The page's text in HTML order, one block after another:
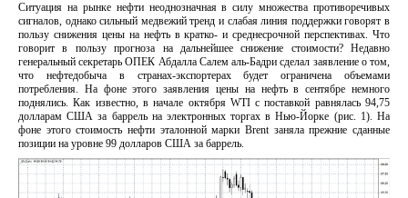
Ситуация на рынке нефти неоднозначная в силу множества противоречивых
сигналов, однако сильный медвежий тренд и слабая линия поддержки говорят в
пользу снижения цены на нефть в кратко- и среднесрочной перспективах. Что
говорит в пользу прогноза на дальнейшее снижение стоимости? Недавно
генеральный секретарь ОПЕК Абдалла Салем аль-Бадри сделал заявление о том,
что нефтедобыча в странах-экспортерах будет ограничена объемами
потребления. На фоне этого заявления цены на нефть в сентябре немного
поднялись. Как известно, в начале октября WTI с поставкой равнялась 94,75
долларам США за баррель на электронных торгах в Нью-Йорке (рис. 1). На
фоне этого стоимость нефти эталонной марки Brent заняла прежние сданные
позиции на уровне 99 долларов США за баррель.